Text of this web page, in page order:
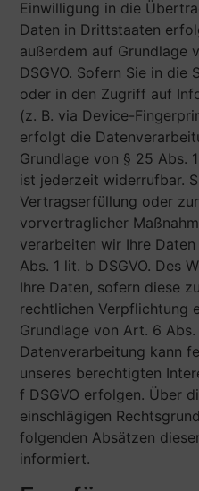
Einwilligung in die
Daten in Drittstaaten
außerdem auf Grundlage
DSGVO. Sofern Sie in die
oder in den Zugriff auf
(z. B. via Device-
erfolgt die
Grundlage von § 25 Abs.
ist jederzeit widerrufbar.
Vertragserfüllung oder
vorvertraglicher
verarbeiten wir Ihre
Abs. 1 lit. b DSGVO. Des
Ihre Daten, sofern diese
rechtlichen Verpflichtung
Grundlage von Art. 6 Abs.
Datenverarbeitung kann
unseres berechtigten
f DSGVO erfolgen. Über
einschlägigen
folgenden Absätzen
informiert.